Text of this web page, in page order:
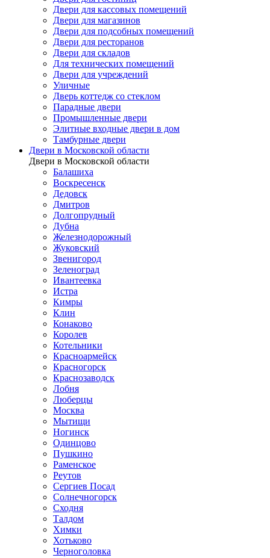
Двери для кассовых помещений
Двери для магазинов
Двери для подсобных помещений
Двери для ресторанов
Двери для складов
Для технических помещений
Двери для учреждений
Уличные
Дверь коттедж со стеклом
Парадные двери
Промышленные двери
Элитные входные двери в дом
Тамбурные двери
Двери в Московской области
Двери в Московской области
Балашиха
Воскресенск
Дедовск
Дмитров
Долгопрудный
Дубна
Железнодорожный
Жуковский
Звенигород
Зеленоград
Ивантеевка
Истра
Кимры
Клин
Конаково
Королев
Котельники
Красноармейск
Красногорск
Краснозаводск
Лобня
Люберцы
Москва
Мытищи
Ногинск
Одинцово
Пушкино
Раменское
Реутов
Сергиев Посад
Солнечногорск
Сходня
Талдом
Химки
Хотьково
Черноголовка